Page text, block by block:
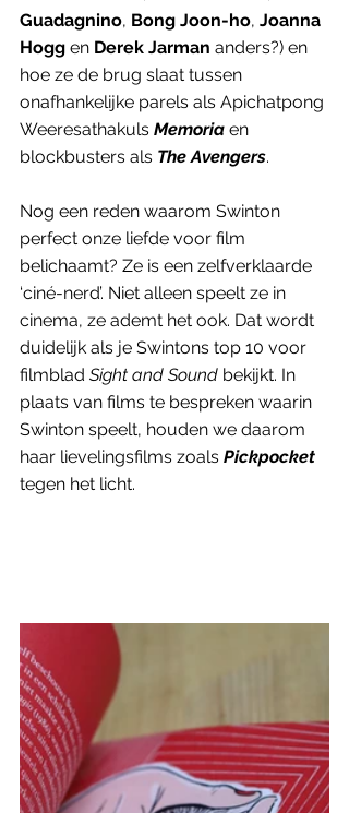
Guadagnino, Bong Joon-ho, Joanna
Hogg en Derek Jarman anders?) en
hoe ze de brug slaat tussen
onafhankelijke parels als Apichatpong
Weeresathakuls Memoria en
blockbusters als The Avengers.
Nog een reden waarom Swinton
perfect onze liefde voor film
belichaamt? Ze is een zelfverklaarde
‘ciné-nerd’. Niet alleen speelt ze in
cinema, ze ademt het ook. Dat wordt
duidelijk als je Swintons top 10 voor
filmblad Sight and Sound bekijkt. In
plaats van films te bespreken waarin
Swinton speelt, houden we daarom
haar lievelingsfilms zoals Pickpocket
tegen het licht.